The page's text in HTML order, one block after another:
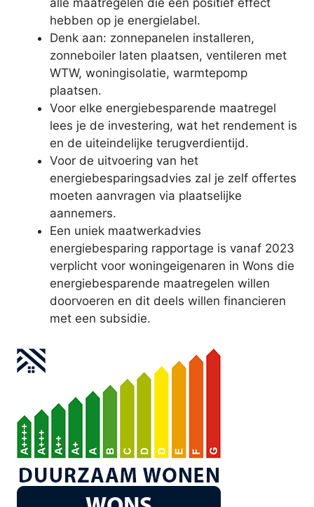
alle maatregelen die een positief effect
hebben op je energielabel.
Denk aan: zonnepanelen installeren,
zonneboiler laten plaatsen, ventileren met
WTW, woningisolatie, warmtepomp
plaatsen.
Voor elke energiebesparende maatregel
lees je de investering, wat het rendement is
en de uiteindelijke terugverdientijd.
Voor de uitvoering van het
energiebesparingsadvies zal je zelf offertes
moeten aanvragen via plaatselijke
aannemers.
Een uniek maatwerkadvies
energiebesparing rapportage is vanaf 2023
verplicht voor woningeigenaren in Wons die
energiebesparende maatregelen willen
doorvoeren en dit deels willen financieren
met een subsidie.